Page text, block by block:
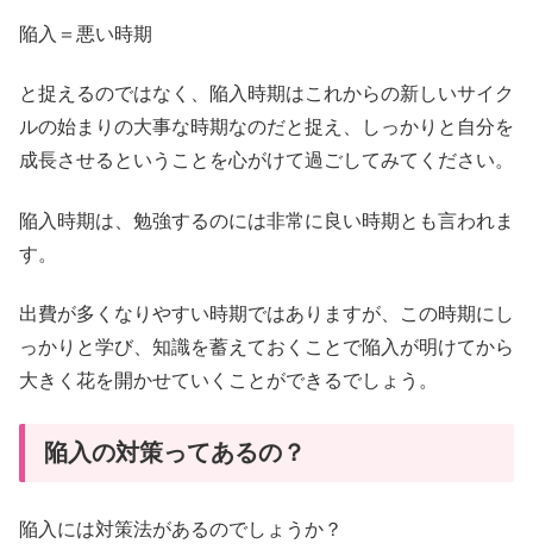
陥入＝悪い時期
と捉えるのではなく、陥入時期はこれからの新しいサイク
ルの始まりの大事な時期なのだと捉え、しっかりと自分を
成長させるということを心がけて過ごしてみてください。
陥入時期は、勉強するのには非常に良い時期とも言われま
す。
出費が多くなりやすい時期ではありますが、この時期にし
っかりと学び、知識を蓄えておくことで陥入が明けてから
大きく花を開かせていくことができるでしょう。
陥入の対策ってあるの？
陥入には対策法があるのでしょうか？